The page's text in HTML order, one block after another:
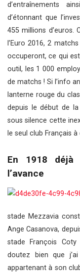
d’entraînements
d’étonnant que
455 millions d’euros.
l’Euro 2016, 2
occuperont, ce qui
outil, les 1 000
de matchs ! Si l’info
lanterne rouge du
depuis le début de
sous silence cette
le seul club Français
En 1918 déjà
l’avance
stade Mezzavia
Ange Casanova,
stade François
doutez bien que
appartenant à son